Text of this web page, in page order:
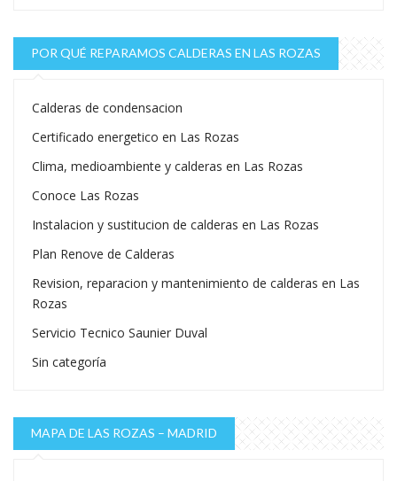
POR QUÉ REPARAMOS CALDERAS EN LAS ROZAS
Calderas de condensacion
Certificado energetico en Las Rozas
Clima, medioambiente y calderas en Las Rozas
Conoce Las Rozas
Instalacion y sustitucion de calderas en Las Rozas
Plan Renove de Calderas
Revision, reparacion y mantenimiento de calderas en Las
Rozas
Servicio Tecnico Saunier Duval
Sin categoría
MAPA DE LAS ROZAS – MADRID